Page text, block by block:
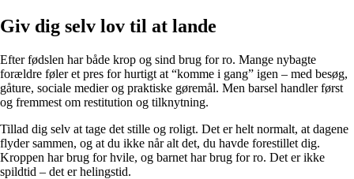
Giv dig selv lov til at lande
Efter fødslen har både krop og sind brug for ro. Mange nybagte
forældre føler et pres for hurtigt at “komme i gang” igen – med besøg,
gåture, sociale medier og praktiske gøremål. Men barsel handler først
og fremmest om restitution og tilknytning.
Tillad dig selv at tage det stille og roligt. Det er helt normalt, at dagene
flyder sammen, og at du ikke når alt det, du havde forestillet dig.
Kroppen har brug for hvile, og barnet har brug for ro. Det er ikke
spildtid – det er helingstid.